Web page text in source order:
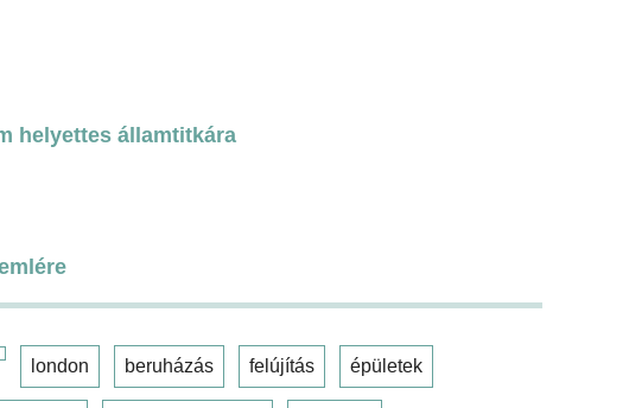
helyettes államtitkára
london beruházás felújítás épületek